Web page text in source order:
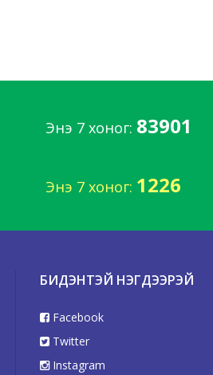
Энэ 7 хоног: 83901
Энэ 7 хоног: 1226
БИДЭНТЭЙ НЭГДЭЭРЭЙ
Facebook
Twitter
Instagram